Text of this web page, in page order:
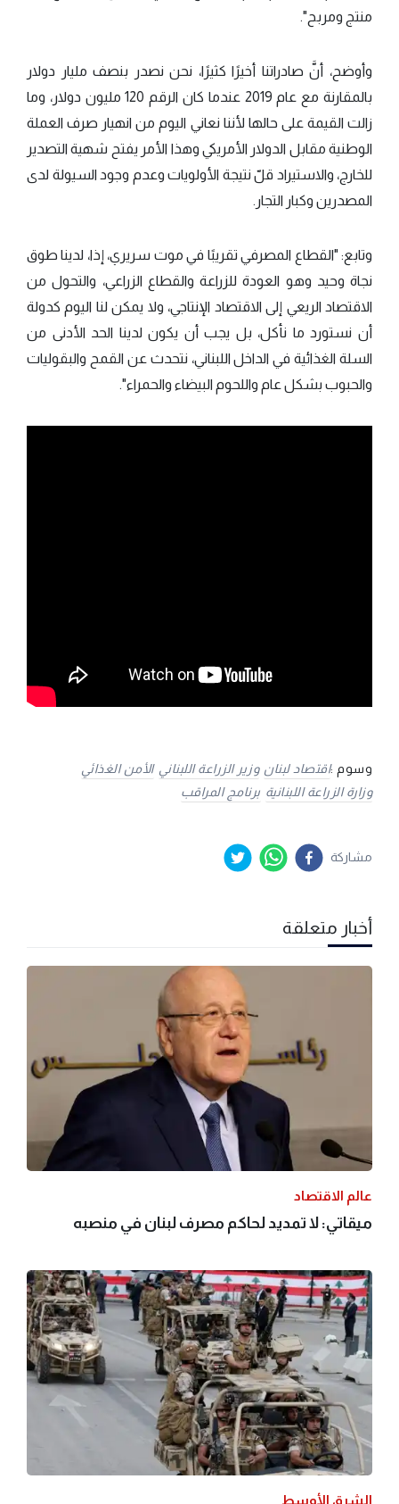
منتج ومربح".
وأوضح، أنَّ صادراتنا أخيرًا كثيرًا، نحن نصدر بنصف مليار دولار
بالمقارنة مع عام 2019 عندما كان الرقم 120 مليون دولار، وما
زالت القيمة على حالها لأننا نعاني اليوم من انهيار صرف العملة
الوطنية مقابل الدولار الأمريكي وهذا الأمر يفتح شهية التصدير
للخارج، والاستيراد قلّ نتيجة الأولويات وعدم وجود السيولة لدى
المصدرين وكبار التجار.
وتابع: "القطاع المصرفي تقريبًا في موت سريري، إذا، لدينا طوق
نجاة وحيد وهو العودة للزراعة والقطاع الزراعي، والتحول من
الاقتصاد الريعي إلى الاقتصاد الإنتاجي، ولا يمكن لنا اليوم كدولة
أن نستورد ما نأكل، بل يجب أن يكون لدينا الحد الأدنى من
السلة الغذائية في الداخل اللبناني، نتحدث عن القمح والبقوليات
والحبوب بشكل عام واللحوم البيضاء والحمراء".
وسوم :اقتصاد لبنان وزير الزراعة اللبناني الأمن الغذائي
وزارة الزراعة اللبنانية برنامج المراقب
مشاركة
أخبار متعلقة
عالم الاقتصاد
ميقاتي: لا تمديد لحاكم مصرف لبنان في منصبه
الشرق الأوسط